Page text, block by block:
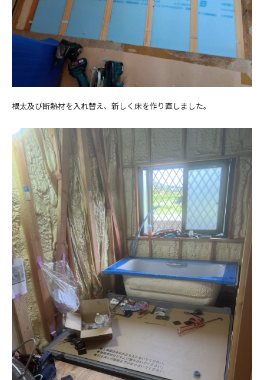
根太及び断熱材を入れ替え、新しく床を作り直しました。